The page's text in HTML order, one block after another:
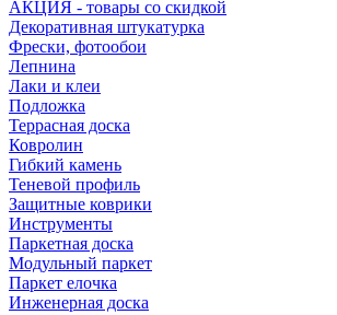
АКЦИЯ - товары со скидкой
Декоративная штукатурка
Фрески, фотообои
Лепнина
Лаки и клеи
Подложка
Террасная доска
Ковролин
Гибкий камень
Теневой профиль
Защитные коврики
Инструменты
Паркетная доска
Модульный паркет
Паркет елочка
Инженерная доска